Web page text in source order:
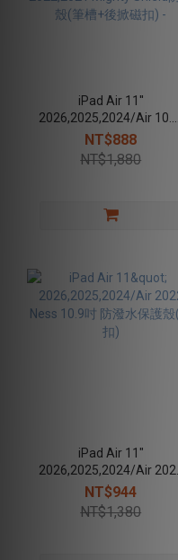
iPad Air 11''
2026,2025,2024/Air 10.9''
2022,2020 /Pro 11''
2022,2021 Mighty Shield
防摔殼(筆槽+後掀磁扣) -
NT$888
NT$1,880
iPad Air 11"
2026,2025,2024/Air 2022
Ness 10.9吋 防潑水保護殼
(磁扣)
NT$944
NT$1,380